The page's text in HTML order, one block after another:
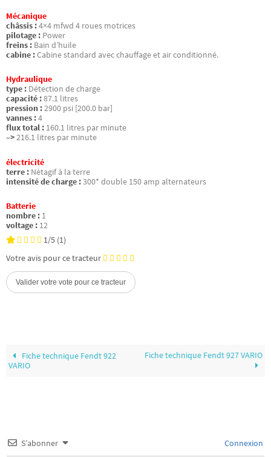
Mécanique
châssis :4×4 mfwd 4 roues motrices
pilotage : Power
freins : Bain d’huile
cabine :Cabine standard avec chauffage et air conditionné.
Hydraulique
type : Détection de charge
capacité :87.1 litres
pression :2900 psi [200.0 bar]
vannes :4
flux total : 160.1 litres par minute
–>216.1 litres par minute
électricité
terre : Nétagif à la terre
intensité de charge :300* double 150 amp alternateurs
Batterie
nombre : 1
voltage : 12
1/5 (1)
Votre avis pour ce tracteur
Fiche technique Fendt 922
VARIO
Fiche technique Fendt 927 VARIO
S’abonner Connexion